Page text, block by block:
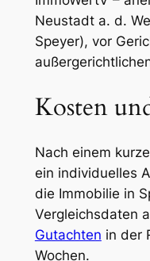
Neustadt a. d.
Speyer), vor
Kosten
Nach einem
ein individuelles
die Immobilie in
Vergleichsdaten
Gutachten in der
Wochen.